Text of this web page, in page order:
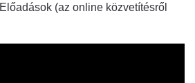
Előadások (az online közvetítésről